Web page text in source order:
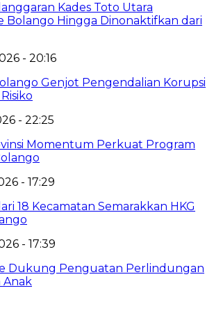
Kades Toto Utara
Bolango Hingga Dinonaktifkan dari
- 20:16
Genjot Pengendalian Korupsi
- 22:25
Momentum Perkuat Program
- 17:29
18 Kecamatan Semarakkan HKG
- 17:39
Dukung Penguatan Perlindungan
Anak